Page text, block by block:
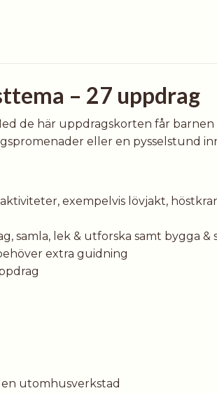
– 27 uppdrag
de här uppdragskorten får barnen
eller en pysselstund
exempelvis lövjakt,
samla, lek & utforska samt bygga &
extra guidning
utomhusverkstad